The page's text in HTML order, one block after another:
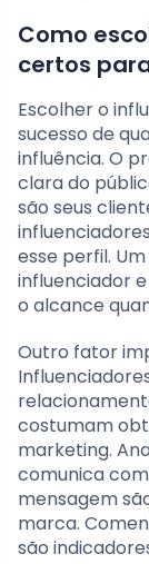
Como
certos
Escolher o
sucesso de
influência. O
clara do
são seus
esse perfil.
influenciador
o alcance
Outro fator
costumam
marketing.
comunica
mensagem
marca.
são